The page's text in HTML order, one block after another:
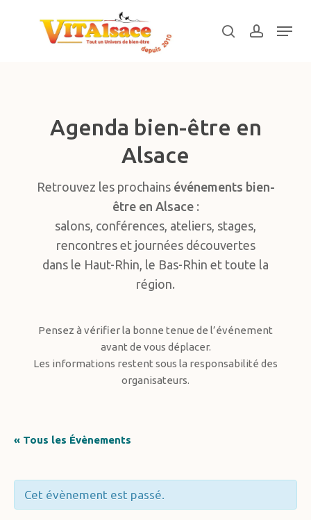
searchaccount
Menu
Agenda bien-être en
Alsace
Retrouvez les prochains événements bien-
être en Alsace:
salons, conférences, ateliers, stages,
rencontres et journées découvertes
dans le Haut-Rhin, le Bas-Rhin et toute la
région.
Pensez à vérifier la bonne tenue de l’événement
avant de vous déplacer.
Les informations restent sous la responsabilité des
organisateurs.
« Tous les Évènements
Cet évènement est passé.